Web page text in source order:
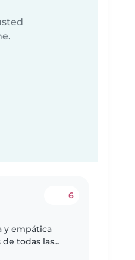
6
y empática
todas las